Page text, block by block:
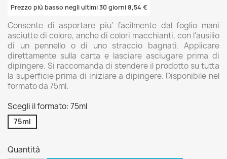
Prezzo più basso negli ultimi 30 giorni 8,54 €
Consente di asportare piu' facilmente dal foglio mani
asciutte di colore, anche di colori macchianti, con l'ausilio
di un pennello o di uno straccio bagnati. Applicare
direttamente sulla carta e lasciare asciugare prima di
dipingere. Si raccomanda di stendere il prodotto su tutta
la superficie prima di iniziare a dipingere. Disponibile nel
formato da 75ml.
Scegli il formato: 75ml
75ml
Quantità